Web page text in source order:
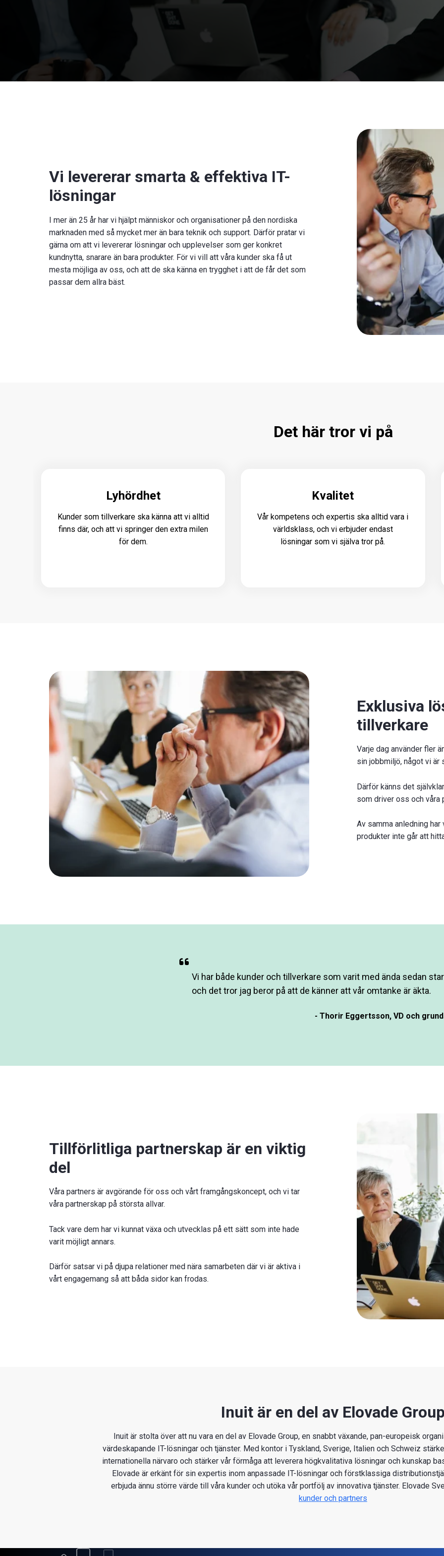
Vi levererar smarta & effektiva IT-
lösningar
I mer än 25 år har vi hjälpt människor och organisationer på den nordiska
marknaden med så mycket mer än bara teknik och support. Därför pratar vi
gärna om att vi levererar lösningar och upplevelser som ger konkret
kundnytta, snarare än bara produkter. För vi vill att våra kunder ska få ut
mesta möjliga av oss, och att de ska känna en trygghet i att de får det som
passar dem allra bäst.
Det här tror vi på
Lyhördhet
Kunder som tillverkare ska känna att vi alltid
finns där, och att vi springer den extra milen
för dem.
Kvalitet
Vår kompetens och expertis ska alltid vara i
världsklass, och vi erbjuder endast
lösningar som vi själva tror på.
Exklusiva
tillverkare
Varje dag använder fler
sin jobbmiljö, något vi är
Därför känns det
som driver oss och våra
Av samma anledning
produkter inte går att
Vi har både kunder och tillverkare som varit med ända sedan
och det tror jag beror på att de känner att vår omtanke är äkta.
- Thorir Eggertsson, VD och
Tillförlitliga partnerskap är en viktig
del
Våra partners är avgörande för oss och vårt framgångskoncept, och vi tar
våra partnerskap på största allvar.
Tack vare dem har vi kunnat växa och utvecklas på ett sätt som inte hade
varit möjligt annars.
Därför satsar vi på djupa relationer med nära samarbeten där vi är aktiva i
vårt engagemang så att båda sidor kan frodas.
Inuit är en del av Elovade Group
Inuit är stolta över att nu vara en del av Elovade Group, en snabbt växande, pan-europeisk
värdeskapande IT-lösningar och tjänster. Med kontor i Tyskland, Sverige, Italien och Schweiz
internationella närvaro och stärker vår förmåga att leverera högkvalitativa lösningar och kunskap
Elovade är erkänt för sin expertis inom anpassade IT-lösningar och förstklassiga
erbjuda ännu större värde till våra kunder och utöka vår portfölj av innovativa tjänster. Elovade
kunder och partners